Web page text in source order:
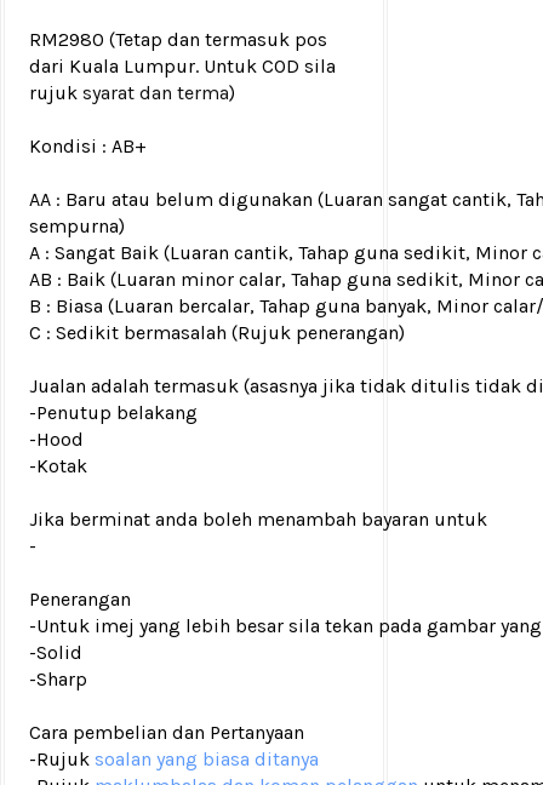
RM2980 (Tetap dan termasuk pos
dari Kuala Lumpur. Untuk COD sila
rujuk syarat dan terma)
Kondisi : AB+
AA : Baru atau belum digunakan (Luaran sangat cantik,
sempurna)
A : Sangat Baik (Luaran cantik, Tahap guna sedikit,
AB : Baik (Luaran minor calar, Tahap guna sedikit, Minor
B : Biasa (Luaran bercalar, Tahap guna banyak, Minor
C : Sedikit bermasalah (Rujuk penerangan)
Jualan adalah termasuk (asasnya jika tidak ditulis tidak
-Penutup belakang
-Hood
-Kotak
Jika berminat anda boleh menambah bayaran untuk
-
Penerangan
-Untuk imej yang lebih besar sila tekan pada gambar
-Solid
-Sharp
Cara pembelian dan Pertanyaan
-Rujuk soalan yang biasa ditanya